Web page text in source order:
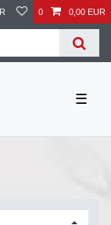
0 0,00 EUR
☰